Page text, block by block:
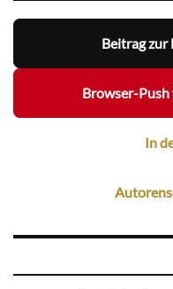
Beitrag zur
Browser-
In